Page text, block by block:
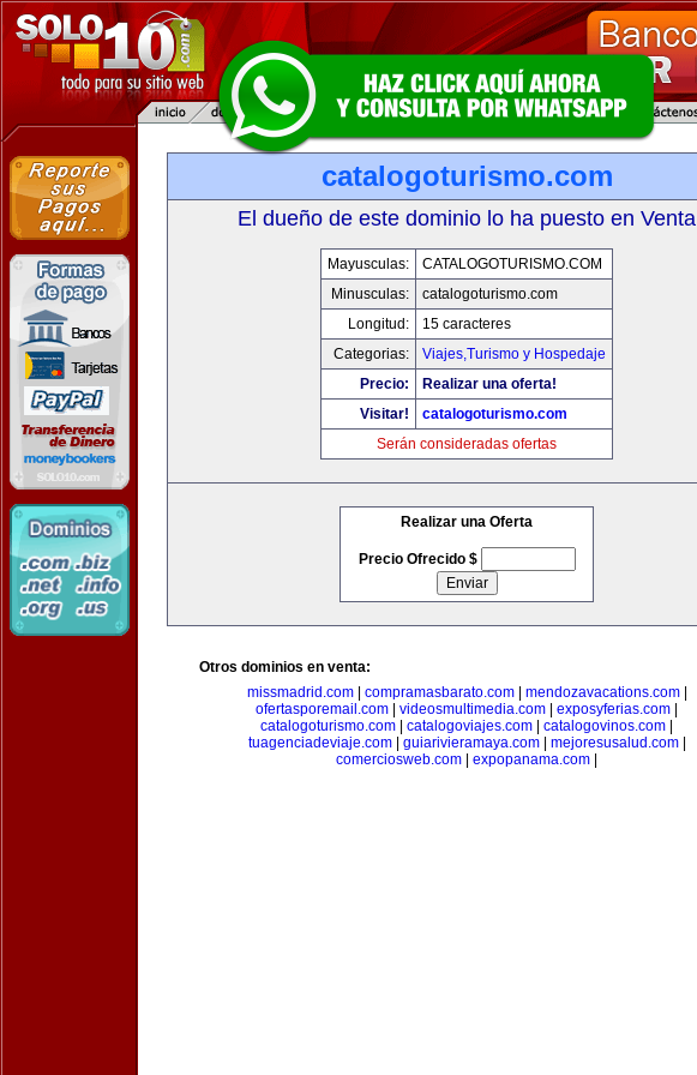
catalogoturismo.com
El dueño de este dominio lo ha puesto en Venta
Mayusculas:
CATALOGOTURISMO.COM
Minusculas:
catalogoturismo.com
Longitud:
15 caracteres
Categorias:
Viajes,Turismo y Hospedaje
Precio:
Realizar una oferta!
Visitar!
catalogoturismo.com
Serán consideradas ofertas
Realizar una Oferta
Precio Ofrecido $
Otros dominios en venta:
missmadrid.com| compramasbarato.com| mendozavacations.com|
ofertasporemail.com
videosmultimedia.com exposyferias.com
catalogoturismo.com
catalogoviajes.com catalogovinos.com
tuagenciadeviaje.com| guiarivieramaya.com| mejoresusalud.com|
comerciosweb.com
expopanama.com